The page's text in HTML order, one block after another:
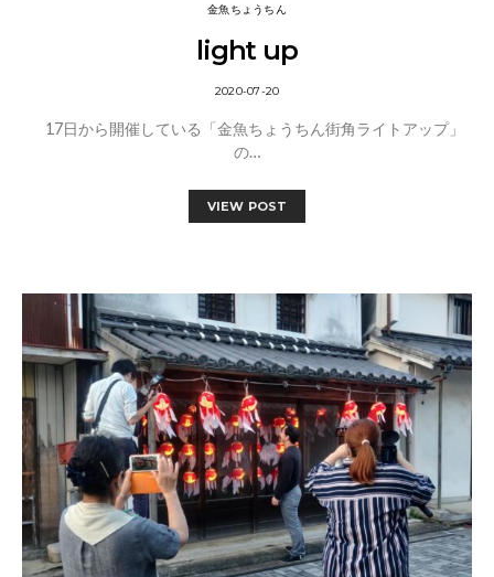
金魚ちょうちん
light up
2020-07-20
17日から開催している「金魚ちょうちん街角ライトアップ」
の…
VIEW POST